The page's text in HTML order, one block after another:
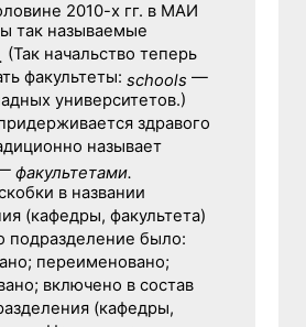
2010-х гг. в МАИ
так называемые
(Так начальство теперь
факультеты: schools —
университетов.)
здравого
называет
факультетами.
в названии
(кафедры, факультета)
подразделение было:
переименовано;
включено в состав
(кафедры,